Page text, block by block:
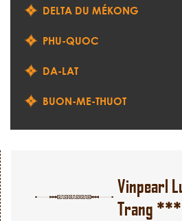
DELTA DU MÉKONG
PHU-QUOC
DA-LAT
BUON-ME-THUOT
Vinpearl
Trang